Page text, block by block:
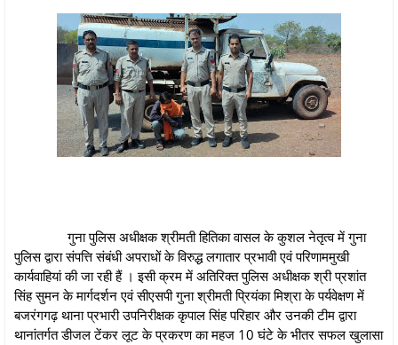
गुना पुलिस अधीक्षक श्रीमती हितिका वासल के कुशल नेतृत्व में गुना
पुलिस द्वारा संपत्ति संबंधी अपराधों के विरुद्ध लगातार प्रभावी एवं परिणाममुखी
कार्यवाहियां की जा रही हैं । इसी क्रम में अतिरिक्त पुलिस अधीक्षक श्री प्रशांत
सिंह सुमन के मार्गदर्शन एवं सीएसपी गुना श्रीमती प्रियंका मिश्रा के पर्यवेक्षण में
बजरंगगढ़ थाना प्रभारी उपनिरीक्षक कृपाल सिंह परिहार और उनकी टीम द्वारा
थानांतर्गत डीजल टेंकर लूट के प्रकरण का महज 10 घंटे के भीतर सफल खुलासा